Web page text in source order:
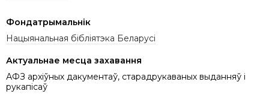
Фондатрымальнік
Нацыянальная бібліятэка Беларусі
Актуальнае месца захавання
АФЗ архіўных дакументаў, старадрукаваных выданняў і
рукапісаў